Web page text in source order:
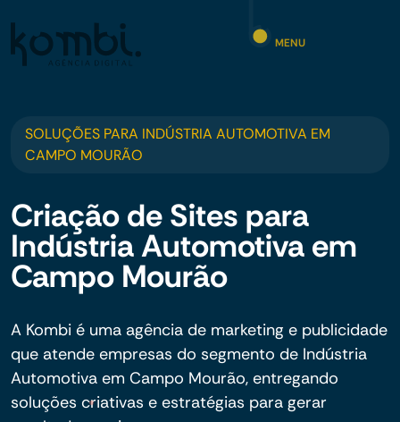
MENU
SOLUÇÕES PARA INDÚSTRIA AUTOMOTIVA EM
CAMPO MOURÃO
Criação de Sites para
Indústria Automotiva em
Campo Mourão
A Kombi é uma agência de marketing e publicidade
que atende empresas do segmento de Indústria
Automotiva em Campo Mourão, entregando
soluções criativas e estratégias para gerar